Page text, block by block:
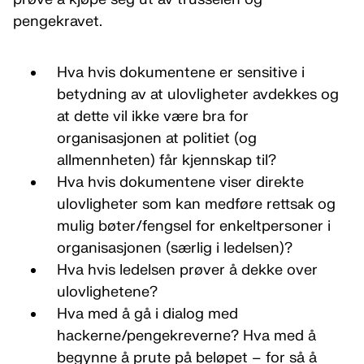
pengekravet.
Hva hvis dokumentene er sensitive i
betydning av at ulovligheter avdekkes og
at dette vil ikke være bra for
organisasjonen at politiet (og
allmennheten) får kjennskap til?
Hva hvis dokumentene viser direkte
ulovligheter som kan medføre rettsak og
mulig bøter/fengsel for enkeltpersoner i
organisasjonen (særlig i ledelsen)?
Hva hvis ledelsen prøver å dekke over
ulovlighetene?
Hva med å gå i dialog med
hackerne/pengekreverne? Hva med å
begynne å prute på beløpet – for så å